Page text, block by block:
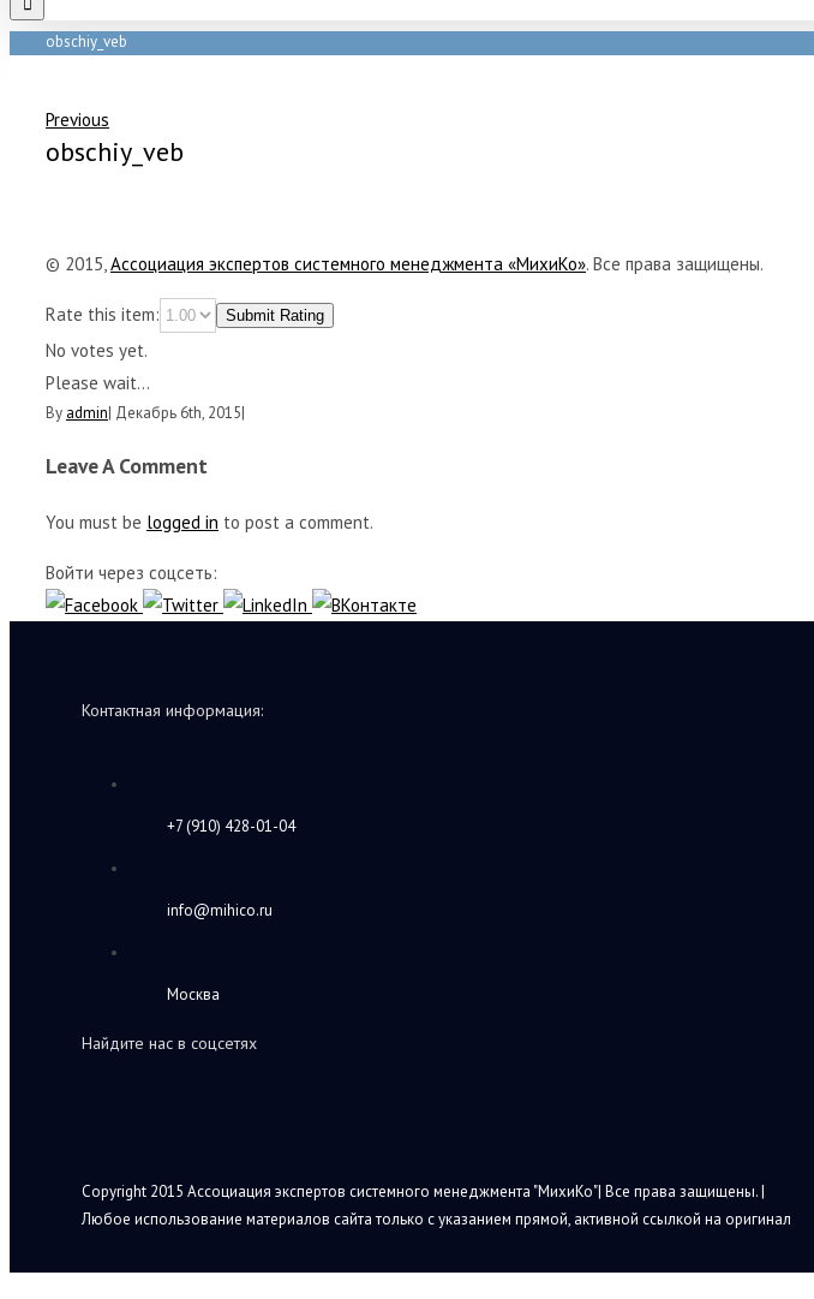
obschiy_veb
Previous
obschiy_veb
© 2015,Ассоциация экспертов системного менеджмента «МихиКо». Все права защищены.
Rate this item: Submit Rating
No votes yet.
Please wait...
By admin| Декабрь 6th, 2015|
Leave A Comment
You must be logged in to post a comment.
Войти через соцсеть:
Контактная информация:
+7 (910) 428-01-04
info@mihico.ru
Москва
Найдите нас в соцсетях
Copyright 2015 Ассоциация экспертов системного менеджмента "МихиКо"| Все права защищены. |
Любое использование материалов сайта только с указанием прямой, активной ссылкой на оригинал